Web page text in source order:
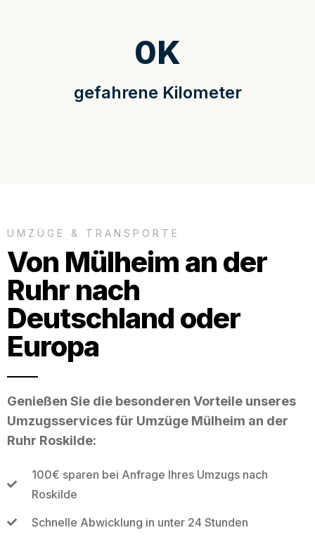
gefahrene Kilometer
0K
UMZÜGE & TRANSPORTE
Von Mülheim an der
Ruhr nach
Deutschland oder
Europa
Genießen Sie die besonderen Vorteile unseres
Umzugsservices für Umzüge Mülheim an der
Ruhr Roskilde:
100€ sparen bei Anfrage Ihres Umzugs nach
Roskilde
Schnelle Abwicklung in unter 24 Stunden